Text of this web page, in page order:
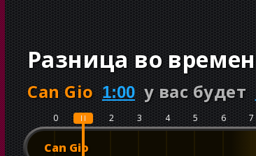
Разница во
Can Gio 1:00 у вас будет
0 1 2 3 4 5 6 7
Can Gio